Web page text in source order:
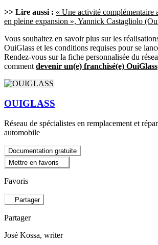
>> Lire aussi : « Une activité complémentaire
en pleine expansion », Yannick Castagliolo
Vous souhaitez en savoir plus sur les
OuiGlass et les conditions requises pour se
Rendez-vous sur la fiche personnalisée du
comment devenir un(e) franchisé(e) OuiGlass
OUIGLASS
Réseau de spécialistes en remplacement et
automobile
Documentation gratuite
Mettre en favoris
Favoris
Partager
Partager
José Kossa, writer